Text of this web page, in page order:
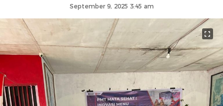
September 9, 2025 3:45 am